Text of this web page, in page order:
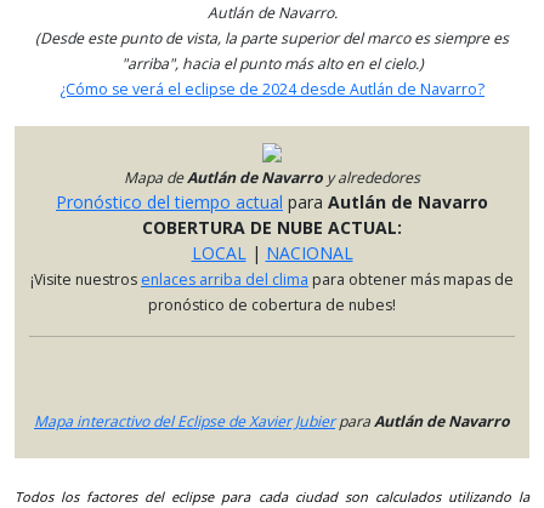
Autlán de Navarro.
(Desde este punto de vista, la parte superior del marco es siempre es
"arriba", hacia el punto más alto en el cielo.)
¿Cómo se verá el eclipse de 2024 desde Autlán de Navarro?
Mapa deAutlán de Navarro y alrededores
Pronóstico del tiempo actual para Autlán de Navarro
COBERTURA DE NUBE ACTUAL:
LOCAL| NACIONAL
¡Visite nuestros enlaces arriba del clima para obtener más mapas de
pronóstico de cobertura de nubes!
Mapa interactivo del Eclipse de Xavier JubierparaAutlán de Navarro
Todos los factores del eclipse para cada ciudad son calculados utilizando la